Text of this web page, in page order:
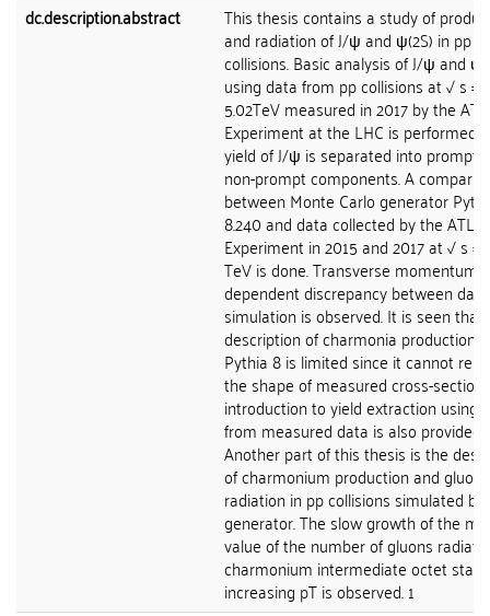
dc.description.abstract
This thesis contains a study of
and radiation of J/ψ and ψ(2S) in pp
collisions. Basic analysis of J/ψ and
using data from pp collisions at √ s =
5.02TeV measured in 2017 by the
Experiment at the LHC is performed.
yield of J/ψ is separated into prompt
non-prompt components. A
between Monte Carlo generator
8.240 and data collected by the
Experiment in 2015 and 2017 at √ s =
TeV is done. Transverse momentum
dependent discrepancy between
simulation is observed. It is seen
description of charmonia production
Pythia 8 is limited since it cannot
the shape of measured cross-
introduction to yield extraction using
from measured data is also provided.
Another part of this thesis is the
of charmonium production and gluon
radiation in pp collisions simulated
generator. The slow growth of the
value of the number of gluons
charmonium intermediate octet
increasing pT is observed. 1